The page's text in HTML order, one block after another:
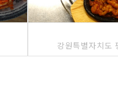
강원특별자치도